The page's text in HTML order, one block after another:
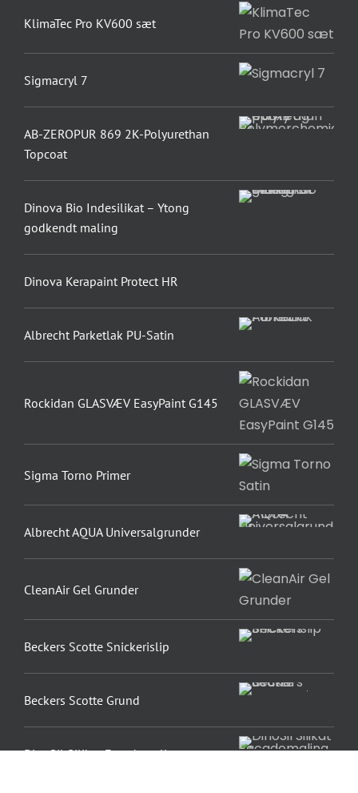
KlimaTec Pro KV600 sæt
Sigmacryl 7
AB-ZEROPUR 869 2K-Polyurethan
Topcoat
Dinova Bio Indesilikat – Ytong
godkendt maling
Dinova Kerapaint Protect HR
Albrecht Parketlak PU-Satin
Rockidan GLASVÆV EasyPaint G145
Sigma Torno Primer
Albrecht AQUA Universalgrunder
CleanAir Gel Grunder
Beckers Scotte Snickerislip
Beckers Scotte Grund
DinoSil Silikat Facademaling